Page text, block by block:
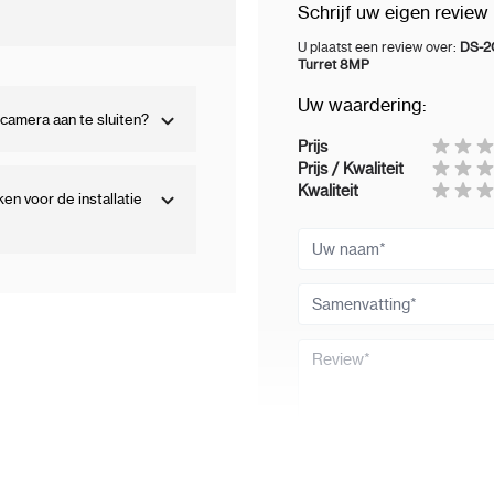
aan te sluiten?
voor de installatie
Video
Hoofdstroom
25 fps (3840 × 2160,
60 Hz:
24 fps (3840 × 2160)
30 fps (3200 × 1800,
Schrijf uw eigen review
U plaatst een review over: DS-
Turret 8MP
Uw waardering:
Prijs
Prijs / Kwaliteit
Kwaliteit
Uw naam
Samenvatting
Review